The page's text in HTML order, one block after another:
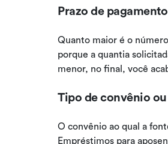
Prazo de pagamento
Quanto maior é o
porque a quantia
menor, no final, você
Tipo de convênio
O convênio ao qual a
Empréstimos para